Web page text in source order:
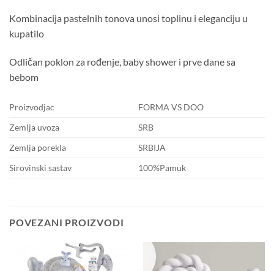
Kombinacija pastelnih tonova unosi toplinu i eleganciju u
kupatilo
Odličan poklon za rođenje, baby shower i prve dane sa
bebom
Proizvodjac
FORMA VS DOO
Zemlja uvoza
SRB
Zemlja porekla
SRBIJA
Sirovinski sastav
100%Pamuk
POVEZANI PROIZVODI